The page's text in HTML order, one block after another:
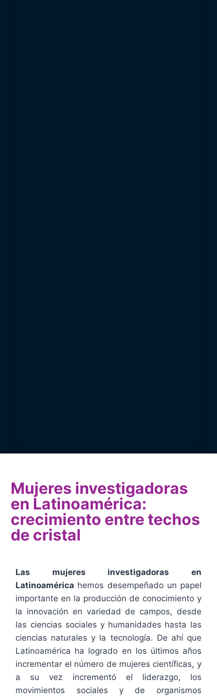
Mujeres investigadoras
en Latinoamérica:
crecimiento entre techos
de cristal
Las mujeres investigadoras en
Latinoamérica hemos desempeñado un papel
importante en la producción de conocimiento y
la innovación en variedad de campos, desde
las ciencias sociales y humanidades hasta las
ciencias naturales y la tecnología. De ahí que
Latinoamérica ha logrado en los últimos años
incrementar el número de mujeres científicas, y
a su vez incrementó el liderazgo, los
movimientos sociales y de organismos